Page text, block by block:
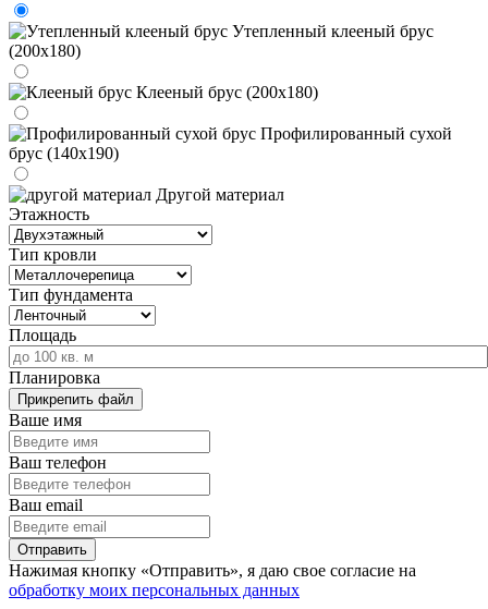
Утепленный клееный брус
(200х180)
Клееный брус (200х180)
Профилированный сухой
брус (140х190)
Другой материал
Этажность
Тип кровли
Тип фундамента
Площадь
Планировка
Прикрепить файл
Ваше имя
Ваш телефон
Ваш email
Нажимая кнопку «Отправить», я даю свое согласие на
обработку моих персональных данных